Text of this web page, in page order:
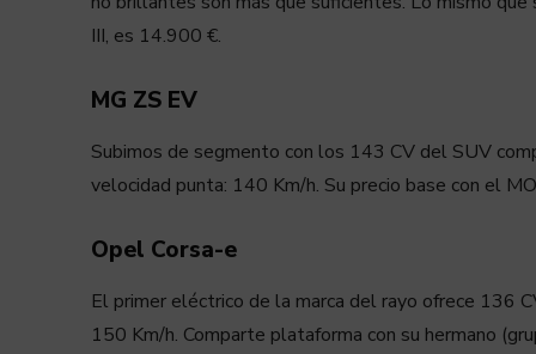
III, es 14.900 €.
MG ZS EV
Subimos de segmento con los 143 CV del SUV
velocidad punta: 140 Km/h. Su precio base con el
Opel Corsa-e
El primer eléctrico de la marca del rayo ofrece 136
150 Km/h. Comparte plataforma con su hermano